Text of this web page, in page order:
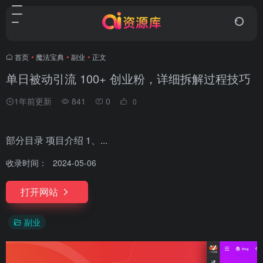
首页 • 魔法宝典 • 副业 • 正文
单日被动引流 100+ 创业粉，详细拆解过程技巧
1年前更新 841 0 0
部分目录 项目介绍 1、...
收录时间： 2024-05-06
打开网站
副业